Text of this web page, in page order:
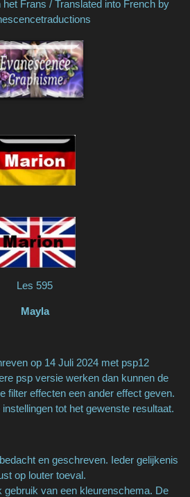
Frans / Translated into French by
Les 595
Mayla
op 14 Juli 2024 met psp12
psp versie werken dan kunnen de
filter effecten een ander effect geven.
tot het gewenste resultaat.
en geschreven. Ieder gelijkenis
op louter toeval.
gebruik van een kleurenschema. De